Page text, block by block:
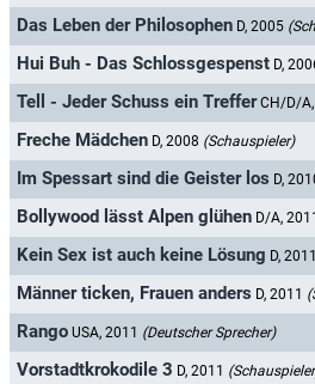
Das Leben der Philosophen D, 2005
Hui Buh - Das Schlossgespenst D,
Tell - Jeder Schuss ein Treffer CH/D/
Freche Mädchen D, 2008 (Schauspieler)
Im Spessart sind die Geister los D,
Bollywood lässt Alpen glühen D/A, 2011
Kein Sex ist auch keine Lösung D, 2011
Männer ticken, Frauen anders D, 2011
Rango USA, 2011 (Deutscher Sprecher)
Vorstadtkrokodile 3 D, 2011